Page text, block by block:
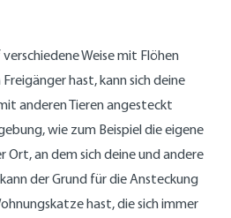
Weise mit Flöhen
hast, kann sich deine
anderen Tieren angesteckt
wie zum Beispiel die eigene
Ort, an dem sich deine und andere
der Grund für die Ansteckung
hast, die sich immer